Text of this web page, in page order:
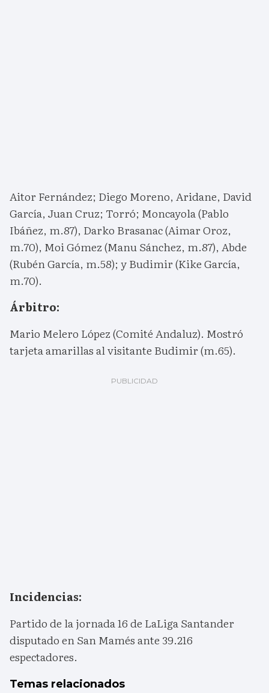
Aitor Fernández; Diego Moreno, Aridane, David
García, Juan Cruz; Torró; Moncayola (Pablo
Ibáñez, m.87), Darko Brasanac (Aimar Oroz,
m.70), Moi Gómez (Manu Sánchez, m.87), Abde
(Rubén García, m.58); y Budimir (Kike García,
m.70).
Árbitro:
Mario Melero López (Comité Andaluz). Mostró
tarjeta amarillas al visitante Budimir (m.65).
Incidencias:
Partido de la jornada 16 de LaLiga Santander
disputado en San Mamés ante 39.216
espectadores.
Temas relacionados